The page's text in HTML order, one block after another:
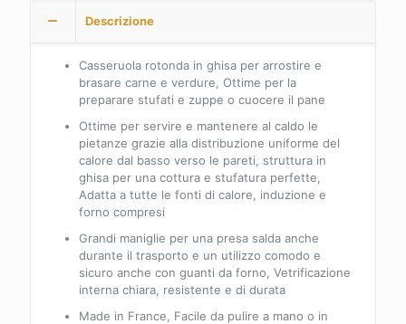
Descrizione
Casseruola rotonda in ghisa per arrostire e
brasare carne e verdure, Ottime per la
preparare stufati e zuppe o cuocere il pane
Ottime per servire e mantenere al caldo le
pietanze grazie alla distribuzione uniforme del
calore dal basso verso le pareti, struttura in
ghisa per una cottura e stufatura perfette,
Adatta a tutte le fonti di calore, induzione e
forno compresi
Grandi maniglie per una presa salda anche
durante il trasporto e un utilizzo comodo e
sicuro anche con guanti da forno, Vetrificazione
interna chiara, resistente e di durata
Made in France, Facile da pulire a mano o in